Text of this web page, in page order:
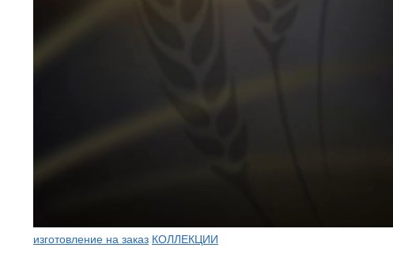
изготовление на заказ КОЛЛЕКЦИИ